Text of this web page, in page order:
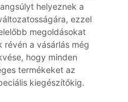
helyeznek a
ezzel
megoldásokat
révén a vásárlás még
hogy minden
termékeket az
kiegészítőkig.